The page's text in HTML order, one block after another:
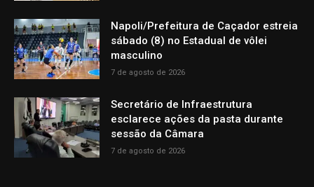
Napoli/Prefeitura de Caçador estreia
sábado (8) no Estadual de vôlei
masculino
7 de agosto de 2026
Secretário de Infraestrutura
esclarece ações da pasta durante
sessão da Câmara
7 de agosto de 2026